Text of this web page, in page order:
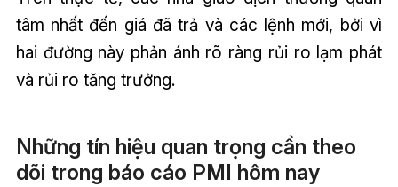
tâm nhất đến giá đã trả và các lệnh mới, bởi vì
hai đường này phản ánh rõ ràng rủi ro lạm phát
và rủi ro tăng trưởng.
Những tín hiệu quan trọng cần theo
dõi trong báo cáo PMI hôm nay